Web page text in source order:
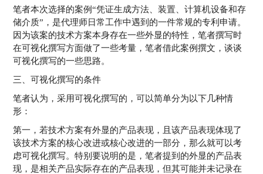
笔者本次选择的案例“凭证生成方法、装置、计算机设备和存
储介质”，是代理师日常工作中遇到的一件常规的专利申请。
因为该案的技术方案本身存在一些外显的特性，笔者撰写时
在可视化撰写方面做了一些考量，笔者借此案例撰文，谈谈
可视化撰写的一些思路。
三、可视化撰写的条件
笔者认为，采用可视化撰写的，可以简单分为以下几种情
形：
第一，若技术方案有外显的产品表现，且该产品表现体现了
该技术方案的核心改进或核心改进的一部分，那么就可以考
虑可视化撰写。特别要说明的是，笔者提到的外显的产品表
现，是相关产品实际存在的产品表现，但其可能并未记录在